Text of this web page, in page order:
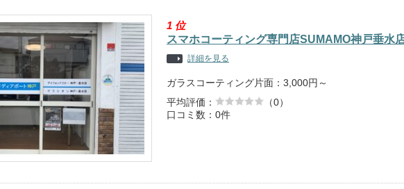
1 位
スマホコーティング専門店SUMAMO神戸垂水
詳細を見る
ガラスコーティング片面：3,000円～
平均評価：
（0）
口コミ数：0件